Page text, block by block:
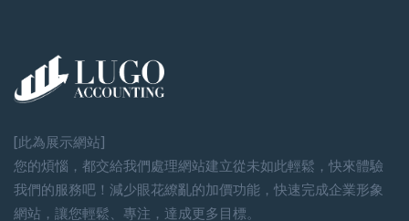
[此為展示網站]
您的煩惱，都交給我們處理網站建立從未如此輕鬆，快來體驗
我們的服務吧！減少眼花繚亂的加價功能，快速完成企業形象
網站，讓您輕鬆、專注，達成更多目標。